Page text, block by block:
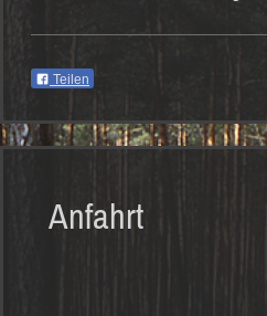
Teilen
Anfahrt